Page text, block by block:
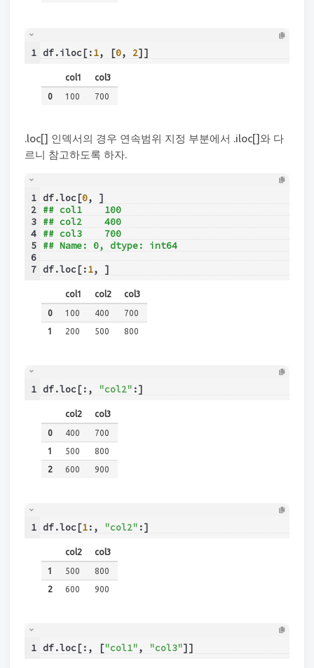
1 df.iloc[:1, [0, 2]]
col1 col3
0 100 700
.loc[] 인덱서의 경우 연속범위 지정 부분에서 .iloc[]와 다
르니 참고하도록 하자.
1
2
3
4
5
6
7
df.loc[0, ]
## col1    100
## col2    400
## col3    700
## Name: 0, dtype: int64
df.loc[:1, ]
col1 col2 col3
0 100 400
700
1
200 500 800
1 df.loc[:, "col2" :]
col2 col3
0 400
700
1
500
800
2
600 900
1 df.loc[1:, "col2" :]
col2 col3
1 500
800
2
600 900
1 df.loc[:, ["col1", "col3"]]